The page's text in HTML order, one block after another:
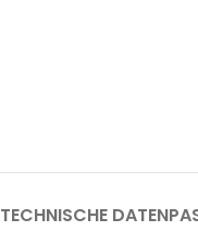
TECHNISCHE DATEN